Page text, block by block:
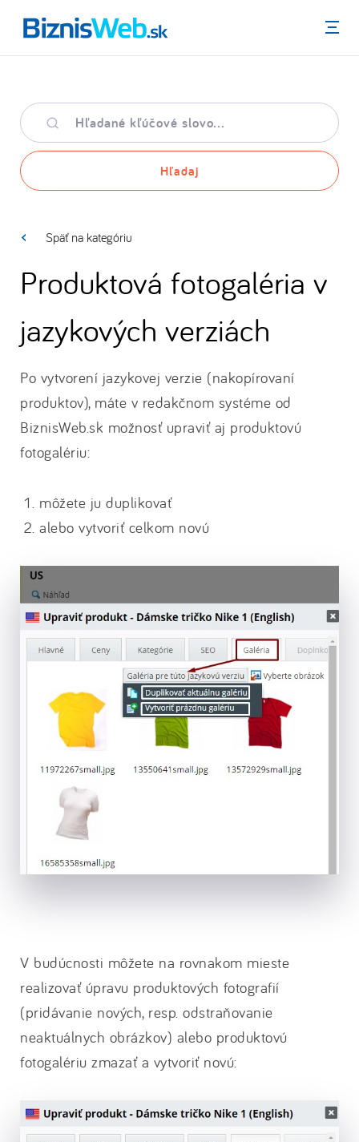
Menu
Hľadané
kľúčové
slovo
Hľadaj
Späť na kategóriu
Produktová fotogaléria v
jazykových verziách
Po vytvorení jazykovej verzie (nakopírovaní
produktov), máte v redakčnom systéme od
BiznisWeb.sk možnosť upraviť aj produktovú
fotogalériu:
môžete ju duplikovať
alebo vytvoriť celkom novú
V budúcnosti môžete na rovnakom mieste
realizovať úpravu produktových fotografií
(pridávanie nových, resp. odstraňovanie
neaktuálnych obrázkov) alebo produktovú
fotogalériu zmazať a vytvoriť novú: